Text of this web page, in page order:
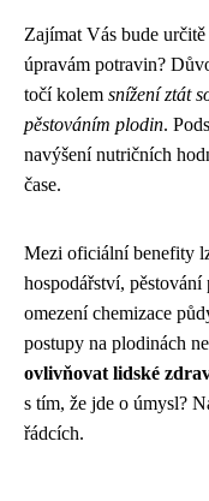
Zajímat Vás bude
úpravám potravin?
točí kolem snížení ztát
pěstováním plodin.
navýšení nutričních
čase.
Mezi oficiální benefity
hospodářství,
omezení chemizace
postupy na plodinách
ovlivňovat lidské
s tím, že jde o úmysl?
řádcích.